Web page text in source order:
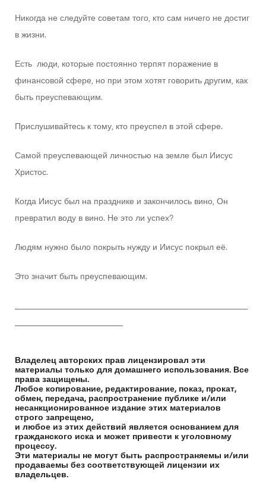
Никогда не следуйте советам того, кто сам ничего не достиг
в жизни.
Есть люди, которые постоянно терпят поражение в
финансовой сфере, но при этом хотят говорить другим, как
быть преуспевающим.
Прислушивайтесь к тому, кто преуспел в этой сфере.
Самой преуспевающей личностью на земле был Иисус
Христос.
Когда Иисус был на празднике и закончилось вино, Он
превратил воду в вино. Не это ли успех?
Людям нужно было покрыть нужду и Иисус покрыл её.
Это значит быть преуспевающим.
Владелец авторских прав лицензировал эти
материалы только для домашнего использования. Все
права защищены.
Любое копирование, редактирование, показ, прокат,
обмен, передача, распространение публике и/или
несанкционированное издание этих материалов
строго запрещено,
и любое из этих действий является основанием для
гражданского иска и может привести к уголовному
процессу.
Эти материалы не могут быть распространяемы и/или
продаваемы без соответствующей лицензии их
владельцев.